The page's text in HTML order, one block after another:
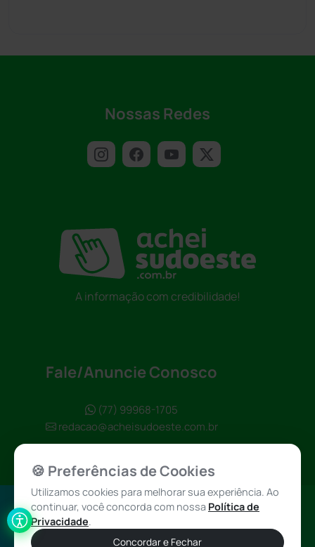
Nossas Redes
A informação com credibilidade!
Fale/Anuncie Conosco
(77) 99968-1705
redacao@acheisudoeste.com.br
Política de
Privacidade
Achei Sudoeste
© 2026 - Todos
🍪 Preferências de Cookies
Utilizamos cookies para melhorar sua experiência. Ao
continuar, você concorda com nossa Política de
Privacidade.
Concordar e Fechar